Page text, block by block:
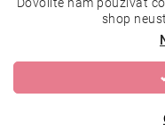
Depilujeme.cz |
2026 © Kozmetický obchod,
shop